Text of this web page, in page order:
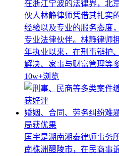
在浙江宁波的法律界，北
伙人林静律师凭借其扎实
经验以及专业的服务态度
专业法律伙伴。林静律师
年执业以来，在刑事辩护
解决、家事与财富管理等
10w+浏览
婚姻、合同、劳务纠纷难
局获优果
匡宇是湖南湘泰律师事务
南株洲醴陵市，在民商事